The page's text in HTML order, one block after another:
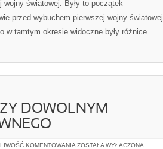
wojny światowej. Były to początek
przed wybuchem pierwszej wojny światowej
w tamtym okresie widoczne były różnice
DOWOLNYM
KOMENTOWANIA DUŻA
ZOSTAŁA WYŁĄCZONA